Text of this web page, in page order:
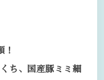
！
ち、国産豚ミミ細